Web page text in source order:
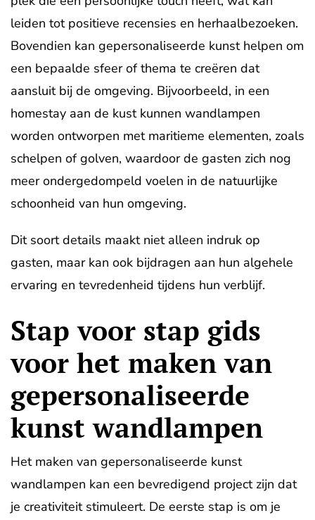
leiden tot positieve recensies en herhaalbezoeken.
Bovendien kan gepersonaliseerde kunst helpen om
een bepaalde sfeer of thema te creëren dat
aansluit bij de omgeving. Bijvoorbeeld, in een
homestay aan de kust kunnen wandlampen
worden ontworpen met maritieme elementen, zoals
schelpen of golven, waardoor de gasten zich nog
meer ondergedompeld voelen in de natuurlijke
schoonheid van hun omgeving.
Dit soort details maakt niet alleen indruk op
gasten, maar kan ook bijdragen aan hun algehele
ervaring en tevredenheid tijdens hun verblijf.
Stap voor stap gids
voor het maken van
gepersonaliseerde
kunst wandlampen
Het maken van gepersonaliseerde kunst
wandlampen kan een bevredigend project zijn dat
je creativiteit stimuleert. De eerste stap is om je